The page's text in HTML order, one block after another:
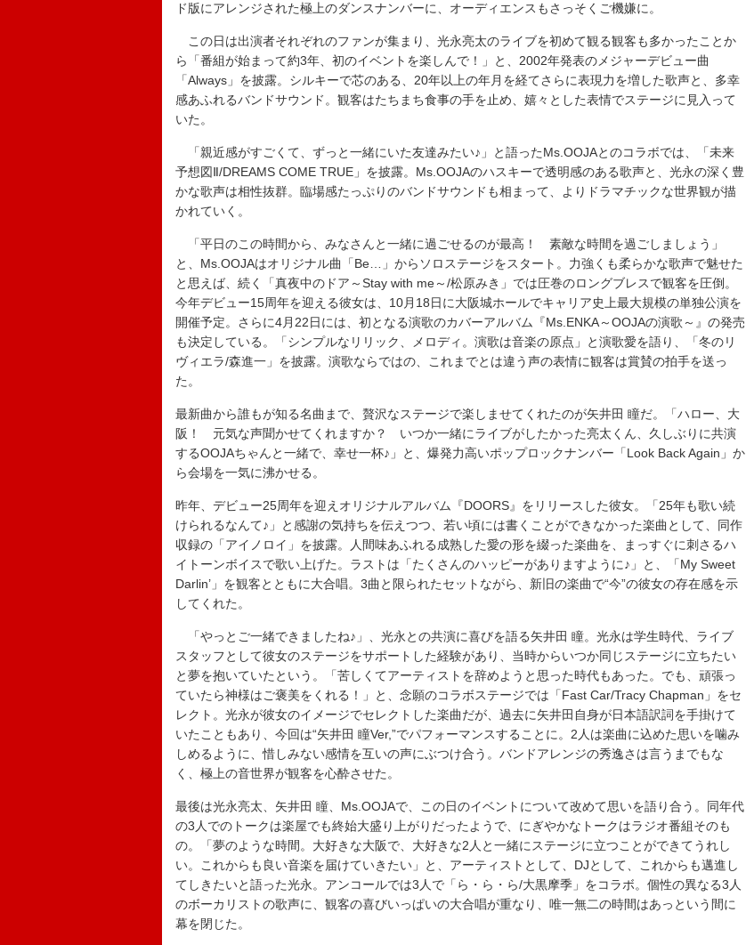
ド版にアレンジされた極上のダンスナンバーに、オーディエンスもさっそくご機嫌に。
この日は出演者それぞれのファンが集まり、光永亮太のライブを初めて観る観客も多かったことか
ら「番組が始まって約3年、初のイベントを楽しんで！」と、2002年発表のメジャーデビュー曲
「Always」を披露。シルキーで芯のある、20年以上の年月を経てさらに表現力を増した歌声と、多幸
感あふれるバンドサウンド。観客はたちまち食事の手を止め、嬉々とした表情でステージに見入って
いた。
「親近感がすごくて、ずっと一緒にいた友達みたい♪」と語ったMs.OOJAとのコラボでは、「未来
予想図Ⅱ/DREAMS COME TRUE」を披露。Ms.OOJAのハスキーで透明感のある歌声と、光永の深く豊
かな歌声は相性抜群。臨場感たっぷりのバンドサウンドも相まって、よりドラマチックな世界観が描
かれていく。
「平日のこの時間から、みなさんと一緒に過ごせるのが最高！ 素敵な時間を過ごしましょう」
と、Ms.OOJAはオリジナル曲「Be…」からソロステージをスタート。力強くも柔らかな歌声で魅せた
と思えば、続く「真夜中のドア～Stay with me～/松原みき」では圧巻のロングブレスで観客を圧倒。
今年デビュー15周年を迎える彼女は、10月18日に大阪城ホールでキャリア史上最大規模の単独公演を
開催予定。さらに4月22日には、初となる演歌のカバーアルバム『Ms.ENKA～OOJAの演歌～』の発売
も決定している。「シンプルなリリック、メロディ。演歌は音楽の原点」と演歌愛を語り、「冬のリ
ヴィエラ/森進一」を披露。演歌ならではの、これまでとは違う声の表情に観客は賞賛の拍手を送っ
た。
最新曲から誰もが知る名曲まで、贅沢なステージで楽しませてくれたのが矢井田 瞳だ。「ハロー、大
阪！ 元気な声聞かせてくれますか？ いつか一緒にライブがしたかった亮太くん、久しぶりに共演
するOOJAちゃんと一緒で、幸せ一杯♪」と、爆発力高いポップロックナンバー「Look Back Again」か
ら会場を一気に沸かせる。
昨年、デビュー25周年を迎えオリジナルアルバム『DOORS』をリリースした彼女。「25年も歌い続
けられるなんて♪」と感謝の気持ちを伝えつつ、若い頃には書くことができなかった楽曲として、同作
収録の「アイノロイ」を披露。人間味あふれる成熟した愛の形を綴った楽曲を、まっすぐに刺さるハ
イトーンボイスで歌い上げた。ラストは「たくさんのハッピーがありますように♪」と、「My Sweet
Darlin’」を観客とともに大合唱。3曲と限られたセットながら、新旧の楽曲で“今”の彼女の存在感を示
してくれた。
「やっとご一緒できましたね♪」、光永との共演に喜びを語る矢井田 瞳。光永は学生時代、ライブ
スタッフとして彼女のステージをサポートした経験があり、当時からいつか同じステージに立ちたい
と夢を抱いていたという。「苦しくてアーティストを辞めようと思った時代もあった。でも、頑張っ
ていたら神様はご褒美をくれる！」と、念願のコラボステージでは「Fast Car/Tracy Chapman」をセ
レクト。光永が彼女のイメージでセレクトした楽曲だが、過去に矢井田自身が日本語訳詞を手掛けて
いたこともあり、今回は“矢井田 瞳Ver,”でパフォーマンスすることに。2人は楽曲に込めた思いを噛み
しめるように、惜しみない感情を互いの声にぶつけ合う。バンドアレンジの秀逸さは言うまでもな
く、極上の音世界が観客を心酔させた。
最後は光永亮太、矢井田 瞳、Ms.OOJAで、この日のイベントについて改めて思いを語り合う。同年代
の3人でのトークは楽屋でも終始大盛り上がりだったようで、にぎやかなトークはラジオ番組そのも
の。「夢のような時間。大好きな大阪で、大好きな2人と一緒にステージに立つことができてうれし
い。これからも良い音楽を届けていきたい」と、アーティストとして、DJとして、これからも邁進し
てしきたいと語った光永。アンコールでは3人で「ら・ら・ら/大黒摩季」をコラボ。個性の異なる3人
のボーカリストの歌声に、観客の喜びいっぱいの大合唱が重なり、唯一無二の時間はあっという間に
幕を閉じた。